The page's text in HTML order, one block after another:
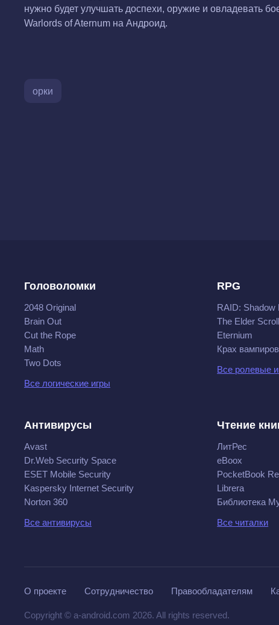
нужно будет улучшать доспехи, оружие и овладевать
Warlords of Aternum на Андроид.
орки
Головоломки
2048 Original
Brain Out
Cut the Rope
Math
Two Dots
Все логические игры
RPG
RAID: Shadow
The Elder
Eternium
Крах вампиров
Все ролевые
Антивирусы
Avast
Dr.Web Security Space
ESET Mobile Security
Kaspersky Internet Security
Norton 360
Все антивирусы
Чтение
ЛитРес
eBoox
PocketBook
Librera
Библиотека
Все читалки
О проекте Сотрудничество Правообладателям
Copyright © a-android.com 2026. All rights reserved.